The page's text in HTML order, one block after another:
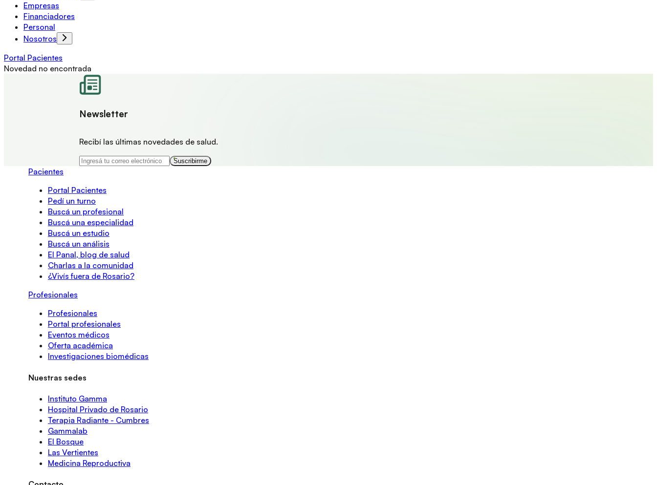
Empresas
Financiadores
Personal
Nosotros
Portal Pacientes
Novedad no encontrada
Newsletter
Recibí las últimas novedades de salud.
Suscribirme
Pacientes
Portal Pacientes
Pedí un turno
Buscá un profesional
Buscá una especialidad
Buscá un estudio
Buscá un análisis
El Panal, blog de salud
Charlas a la comunidad
¿Vivís fuera de Rosario?
Profesionales
Profesionales
Portal profesionales
Eventos médicos
Oferta académica
Investigaciones biomédicas
Nuestras sedes
Instituto Gamma
Hospital Privado de Rosario
Terapia Radiante - Cumbres
Gammalab
El Bosque
Las Vertientes
Medicina Reproductiva